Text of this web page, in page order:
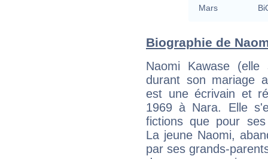
Mars
Biographie de
Naomi Kawase
durant son mariage
est une écrivain et
1969 à Nara. Elle
fictions que pour ses
La jeune Naomi,
par ses grands-